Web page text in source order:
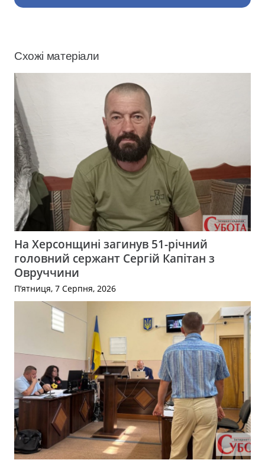
Схожі матеріали
На Херсонщині загинув 51-річний
головний сержант Сергій Капітан з
Овруччини
П’ятниця, 7 Серпня, 2026